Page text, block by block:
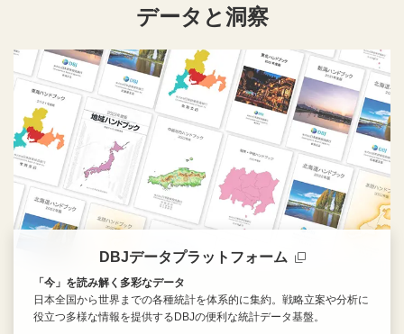
データと洞察
DBJデータプラットフォーム
「今」を読み解く多彩なデータ
日本全国から世界までの各種統計を体系的に集約。戦略立案や分析に
役立つ多様な情報を提供するDBJの便利な統計データ基盤。